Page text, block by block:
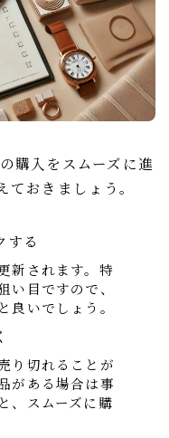
購入をスムーズに進
おきましょう。
する
新されます。特
い目ですので、
良いでしょう。
り切れることが
がある場合は事
、スムーズに購